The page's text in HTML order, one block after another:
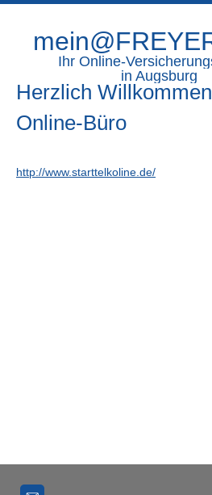
Ihr Online-
in Augsburg
Herzlich
Online-Büro
http://www.starttelkoline.de/